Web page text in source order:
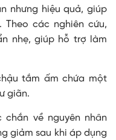
nhưng hiệu quả, giúp
Theo các nghiên cứu,
nhẹ, giúp hỗ trợ làm
tắm ấm chứa một
giãn.
chắn về nguyên nhân
giảm sau khi áp dụng